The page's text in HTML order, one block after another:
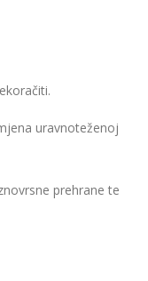
uravnoteženoj
prehrane te